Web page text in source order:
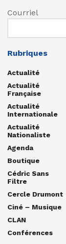
Courriel
Rubriques
Actualité
Actualité
Française
Actualité
Internationale
Actualité
Nationaliste
Agenda
Boutique
Cédric Sans
Filtre
Cercle Drumont
Ciné – Musique
CLAN
Conférences